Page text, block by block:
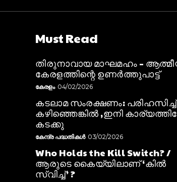
Must Read
തിരുനാവായ മാഘമഹം –
കേരളത്തിന്റെ ഉണർത്തുപാട്ട്
കേരളം 04/02/2026
കടലാമ സംരക്ഷണം: പരിഹസിച്ച്
കഴിഞ്ഞെങ്കിൽ ,ഇനി
കടക്കു
കേന്ദ്ര പദ്ധതികൾ 03/02/2026
Who Holds the Kill Switch? /
ആരുടെ കൈയ്യിലാണ് ‘കിൽ
സ്വിച്ച്’ ?